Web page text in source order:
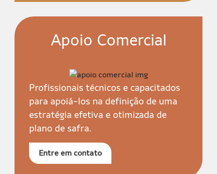
Apoio Comercial
Profissionais técnicos e capacitados
para apoiá-los na definição de uma
estratégia efetiva e otimizada de
plano de safra.
Entre em contato